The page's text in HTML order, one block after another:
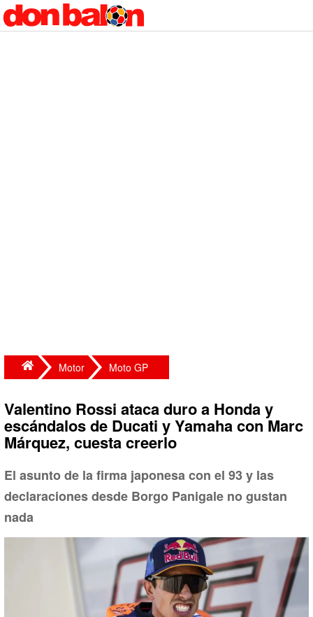
Motor Moto GP
Valentino Rossi ataca duro a Honda y
escándalos de Ducati y Yamaha con Marc
Márquez, cuesta creerlo
El asunto de la firma japonesa con el 93 y las
declaraciones desde Borgo Panigale no gustan
nada